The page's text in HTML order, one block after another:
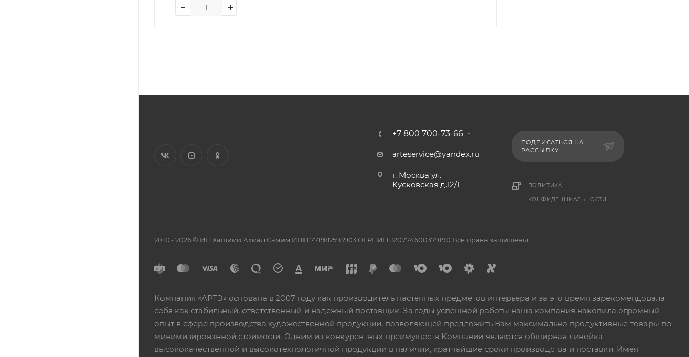
+7 800 700-73-66
arteservice@yandex.ru
г. Москва ул.
Кусковская д.12/1
ПОДПИСАТЬСЯ НА
РАССЫЛКУ
ПОЛИТИКА
КОНФИДЕНЦИАЛЬНОСТИ
2010 - 2026 © ИП Хашими Ахмад Самим ИНН 771982593903,ОГРНИП 320774600379190 Все права защищены
Компания «АРТЭ» основана в 2007 году как производитель настенных предметов интерьера и за это время зарекомендовала
себя как стабильный, ответственный и надежный поставщик. За годы успешной работы наша компания накопила огромный
опыт в сфере производства художественной продукции, позволяющей предложить Вам максимально продуктивные товары по
минимизированной стоимости. Одним из конкурентных преимуществ Компании являются обширная линейка
высококачественной и высокотехнологичной продукции в наличии, кратчайшие сроки производства и поставки. Имея